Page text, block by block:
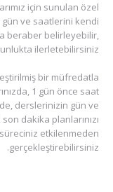
için sunulan özel
ve saatlerini kendi
beraber belirleyebilir,
ilerletebilirsiniz.
bir müfredatla
1 gün önce saat
derslerinizin gün ve
dakika planlarınızı
etkilenmeden
gerçekleştirebilirsiniz.